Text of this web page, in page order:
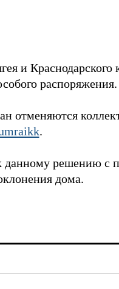
и Краснодарского
распоряжения.
отменяются
.
данному решению с
дома.